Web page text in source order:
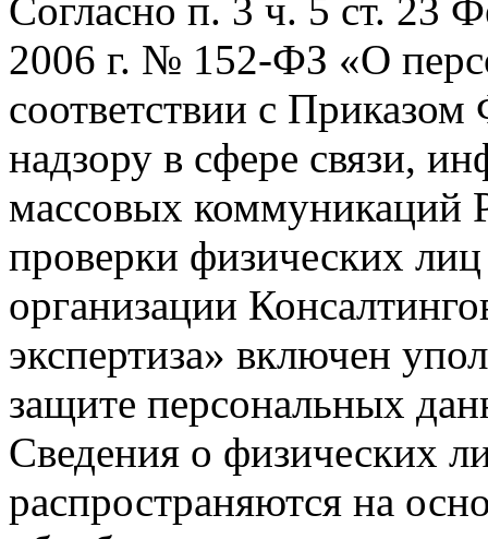
Согласно п. 3 ч. 5 ст. 23
2006 г. № 152-ФЗ «О
соответствии с
надзору в сфере связи,
массовых коммуникаций
проверки физических
организации
экспертиза» включен
защите персональных
Сведения о физических
распространяются на